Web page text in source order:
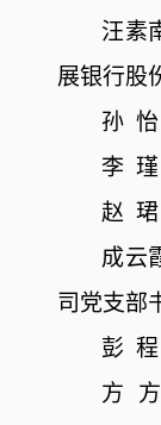
汪素
展银行股
孙 怡
李 瑾
赵 珺
成云
司党支部
彭 程
方